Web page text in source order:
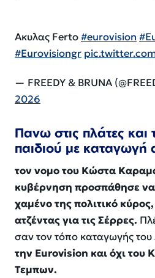
Ακυλας Ferto#eurovision
#Eurovisiongr
— FREEDY & BRUNA
2026
Πανω στις πλάτες και
παιδιού με καταγωγή
τον νομο του Κώστα
κυβέρνηση προσπάθησε να
χαμένο της πολιτικό
ατζέντας για τις Σέρρες.
σαν τον τόπο καταγωγής
την Eurovision και όχι του
Τεμπων.